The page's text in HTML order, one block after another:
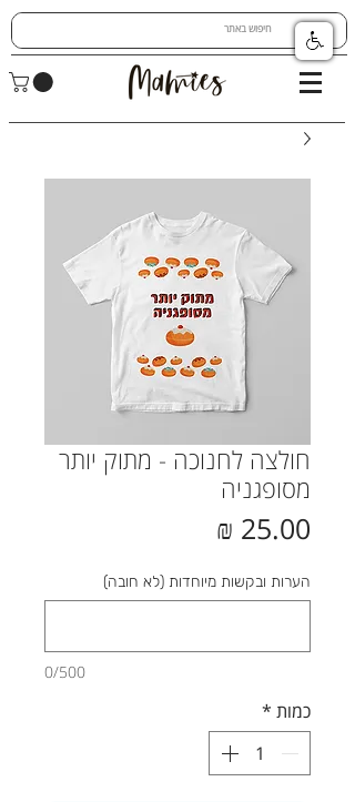
חולצה לחנוכה - מתוק יותר
מסופגניה
הערות ובקשות מיוחדות (לא חובה)
0/500
כמות *